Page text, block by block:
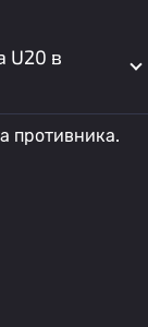
U20 в
противника.